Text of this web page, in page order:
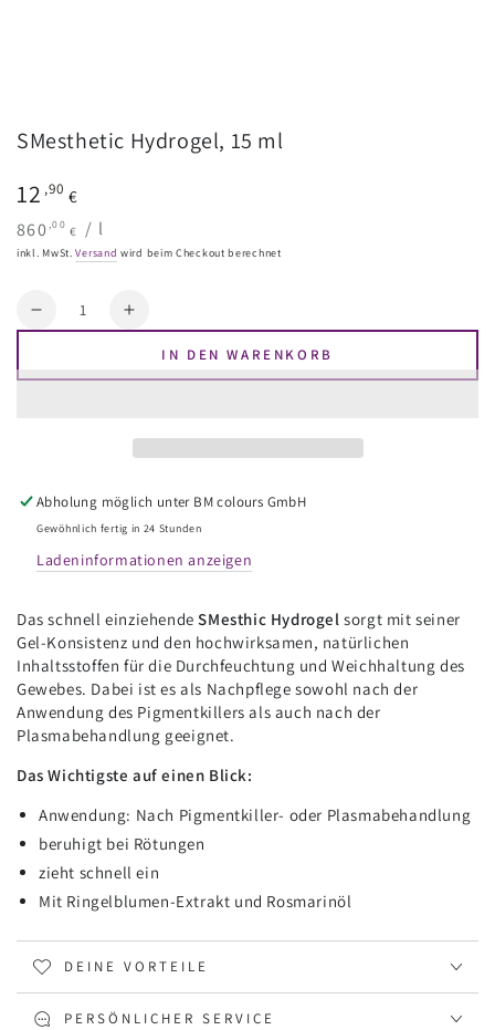
SMesthetic Hydrogel, 15 ml
Regulärer
12 ,90 €
Stückpreis
860 ,00 € / pro
l
inkl. MwSt.Versand wird beim Checkout berechnet
Reduzieren
SMesthetic
ml
Erhöhen
SMesthetic
Hydrogel,
ml
IN DEN WARENKORB
Abholung möglich unter BM colours GmbH
Gewöhnlich fertig in 24 Stunden
Ladeninformationen anzeigen
Das schnell einziehendeSMesthic Hydrogelsorgt mit seiner
Gel-Konsistenz und den hochwirksamen, natürlichen
Inhaltsstoffen für die Durchfeuchtung und Weichhaltung des
Gewebes. Dabei ist es als Nachpflege sowohl nach der
Anwendung des Pigmentkillers als auch nach der
Plasmabehandlung geeignet.
Das Wichtigste auf einen Blick:
Anwendung: Nach Pigmentkiller- oder Plasmabehandlung
beruhigt bei Rötungen
zieht schnell ein
Mit Ringelblumen-Extrakt und Rosmarinöl
DEINE VORTEILE
PERSÖNLICHER SERVICE